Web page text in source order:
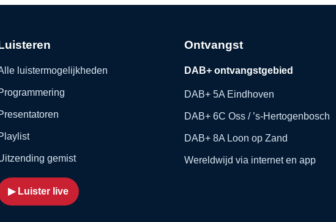
luistermogelijkheden
gemist
▶ Luister live
Ontvangst
DAB+ ontvangstgebied
DAB+ 5A Eindhoven
DAB+ 6C Oss / ’s-Hertogenbosch
DAB+ 8A Loon op Zand
Wereldwijd via internet en app